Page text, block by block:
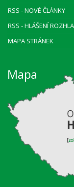
RSS - NOVÉ ČLÁNKY
RSS - HLÁŠENÍ
MAPA STRÁNEK
Mapa